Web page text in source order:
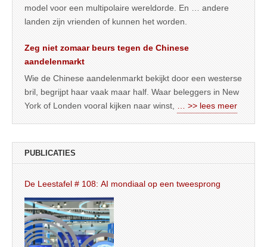
model voor een multipolaire wereldorde. En … andere
landen zijn vrienden of kunnen het worden.
Zeg niet zomaar beurs tegen de Chinese
aandelenmarkt
Wie de Chinese aandelenmarkt bekijkt door een westerse
bril, begrijpt haar vaak maar half. Waar beleggers in New
York of Londen vooral kijken naar winst, … >> lees meer
PUBLICATIES
De Leestafel # 108: AI mondiaal op een tweesprong